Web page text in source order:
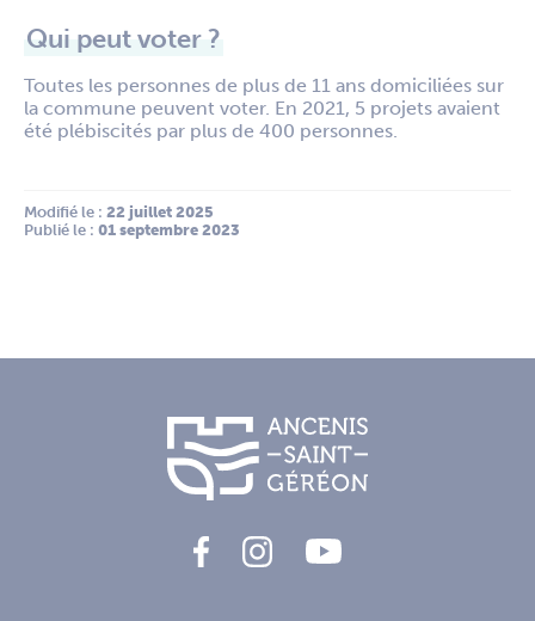
Qui peut voter ?
Toutes les personnes de plus de 11 ans domiciliées sur
la commune peuvent voter. En 2021, 5 projets avaient
été plébiscités par plus de 400 personnes.
Modifié le : 22 juillet 2025
Publié le : 01 septembre 2023